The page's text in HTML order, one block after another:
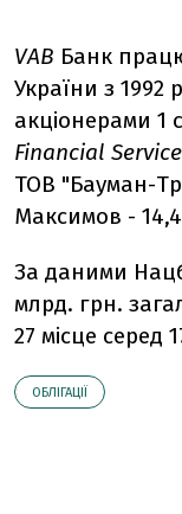
VAB Банк
України з 1992
акціонерами 1
Financial
ТОВ "Бауман-
Максимов -
За даними
млрд. грн.
27 місце серед
ОБЛІГАЦІЇ